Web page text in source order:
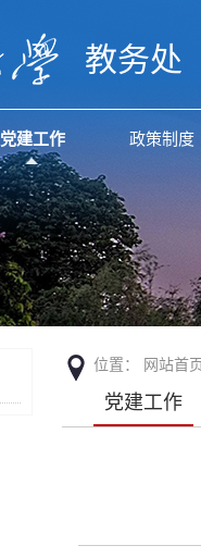
教务处
党建工作 政策制度
位置： 网站首
党建工作